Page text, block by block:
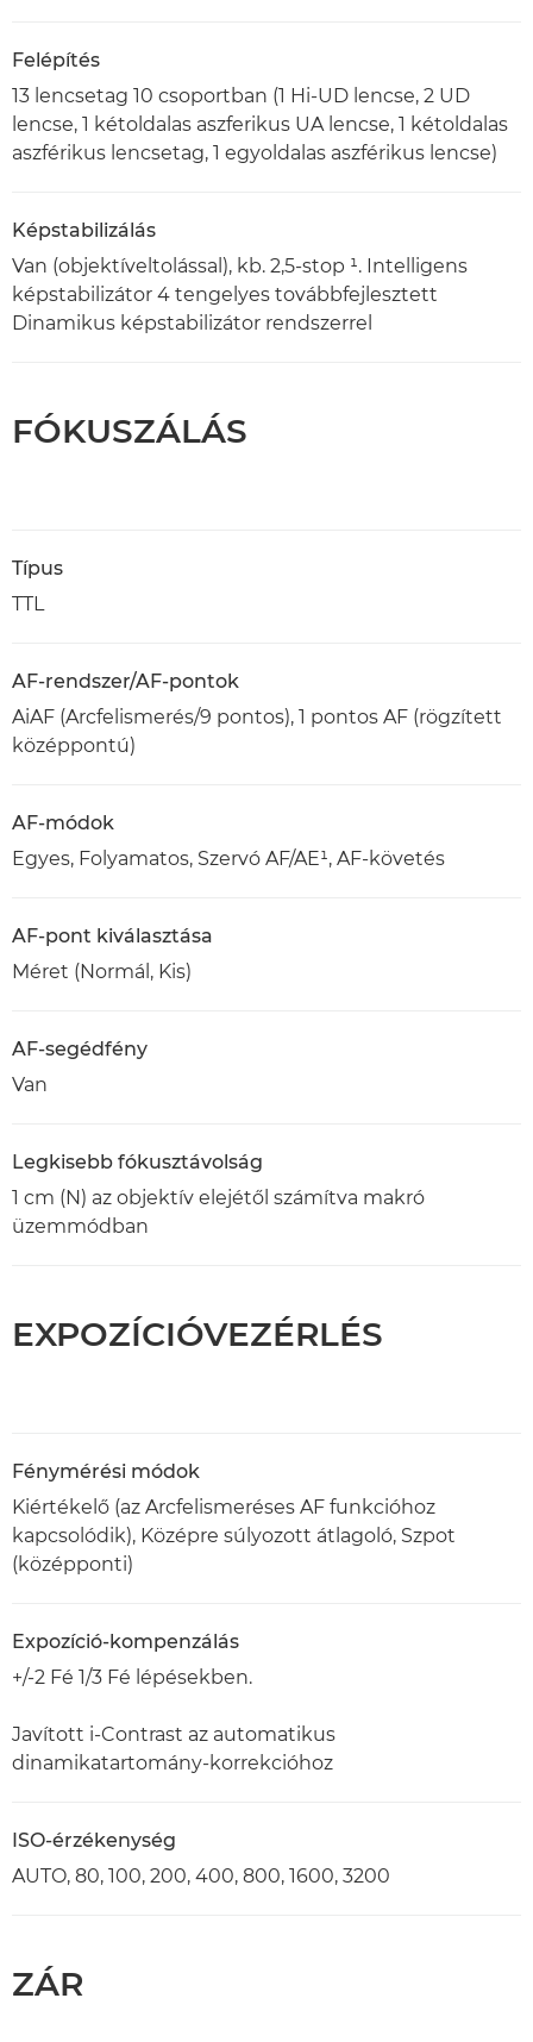
Felépítés
13 lencsetag 10 csoportban (1 Hi-UD lencse, 2 UD
lencse, 1 kétoldalas aszferikus UA lencse, 1 kétoldalas
aszférikus lencsetag, 1 egyoldalas aszférikus lencse)
Képstabilizálás
Van (objektíveltolással), kb. 2,5-stop ¹. Intelligens
képstabilizátor 4 tengelyes továbbfejlesztett
Dinamikus képstabilizátor rendszerrel
FÓKUSZÁLÁS
Típus
TTL
AF-rendszer/AF-pontok
AiAF (Arcfelismerés/9 pontos), 1 pontos AF (rögzített
középpontú)
AF-módok
Egyes, Folyamatos, Szervó AF/AE¹, AF-követés
AF-pont kiválasztása
Méret (Normál, Kis)
AF-segédfény
Van
Legkisebb fókusztávolság
1 cm (N) az objektív elejétől számítva makró
üzemmódban
EXPOZÍCIÓVEZÉRLÉS
Fénymérési módok
Kiértékelő (az Arcfelismeréses AF funkcióhoz
kapcsolódik), Középre súlyozott átlagoló, Szpot
(középponti)
Expozíció-kompenzálás
+/-2 Fé 1/3 Fé lépésekben.
Javított i-Contrast az automatikus
dinamikatartomány-korrekcióhoz
ISO-érzékenység
AUTO, 80, 100, 200, 400, 800, 1600, 3200
ZÁR